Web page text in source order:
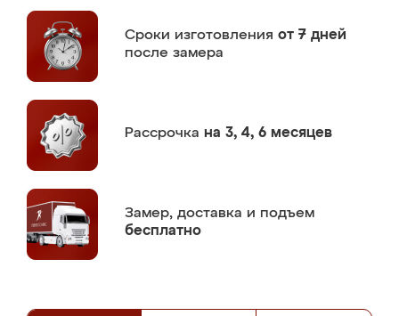
Сроки изготовления от 7 дней
после замера
Рассрочка на 3, 4, 6 месяцев
Замер, доставка и подъем
бесплатно